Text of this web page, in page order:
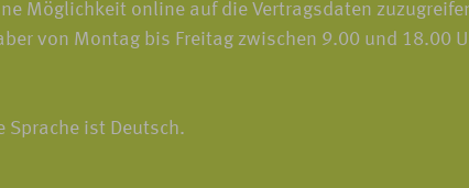
Möglichkeit online auf die Vertragsdaten
von Montag bis Freitag zwischen 9.00 und 18.00
Sprache ist Deutsch.